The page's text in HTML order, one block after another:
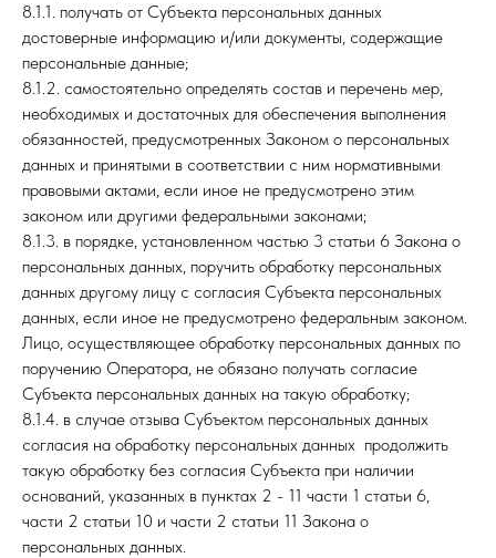
8.1.1. получать от Субъекта персональных данных
достоверные информацию и/или документы, содержащие
персональные данные;
8.1.2. самостоятельно определять состав и перечень мер,
необходимых и достаточных для обеспечения выполнения
обязанностей, предусмотренных Законом о персональных
данных и принятыми в соответствии с ним нормативными
правовыми актами, если иное не предусмотрено этим
законом или другими федеральными законами;
8.1.3. в порядке, установленном частью 3 статьи 6 Закона о
персональных данных, поручить обработку персональных
данных другому лицу с согласия Субъекта персональных
данных, если иное не предусмотрено федеральным законом.
Лицо, осуществляющее обработку персональных данных по
поручению Оператора, не обязано получать согласие
Субъекта персональных данных на такую обработку;
8.1.4. в случае отзыва Субъектом персональных данных
согласия на обработку персональных данных продолжить
такую обработку без согласия Субъекта при наличии
оснований, указанных в пунктах 2 - 11 части 1 статьи 6,
части 2 статьи 10 и части 2 статьи 11 Закона о
персональных данных.